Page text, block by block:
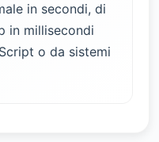
in secondi, di
in millisecondi
o da sistemi